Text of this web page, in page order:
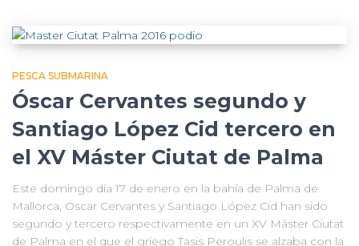
PESCA SUBMARINA
Óscar Cervantes segundo y
Santiago López Cid tercero en
el XV Máster Ciutat de Palma
Este domingo día 17 de enero en la bahía de Palma de
Mallorca, Óscar Cervantes y Santiago López Cid han sido
segundo y tercero respectivamente en un XV Máster Ciutat
de Palma en el que el griego Tasis Peroulis se alzaba con la